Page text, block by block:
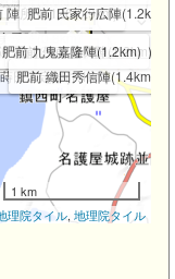
陣(0.7km)
季陣(0.8km)
陣所No126(0.9km)
所No26(0.9km)
田広定陣(1.1km)
肥前 氏家行広陣(1.2km)
肥前 伊藤盛景陣(1.2km)
肥前 九鬼嘉隆陣(1.2km)
肥前 織田秀信陣(1.4km)
1 km
理院タイル, 地理院タイル